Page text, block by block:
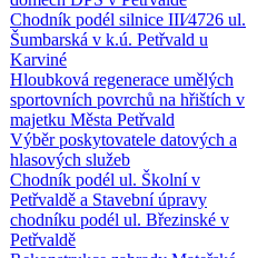
Chodník podél silnice III⁄4726 ul.
Šumbarská v k.ú. Petřvald u
Karviné
Hloubková regenerace umělých
sportovních povrchů na hřištích v
majetku Města Petřvald
Výběr poskytovatele datových a
hlasových služeb
Chodník podél ul. Školní v
Petřvaldě a Stavební úpravy
chodníku podél ul. Březinské v
Petřvaldě